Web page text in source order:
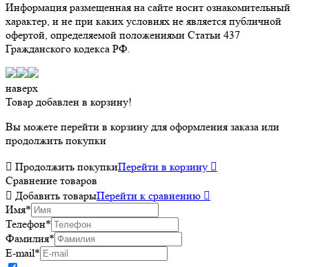
Информация размещенная на сайте носит ознакомительный
характер, и не при каких условиях не является публичной
офертой, определяемой положениями Статьи 437
Гражданского кодекса РФ.
наверх
Товар добавлен в корзину!
Вы можете перейти в корзину для оформления заказа или
продолжить покупки
 Продолжить покупкиПерейти в корзину 
Сравнение товаров
 Добавить товарыПерейти к сравнению 
Имя*
Телефон*
Фамилия*
E-mail*